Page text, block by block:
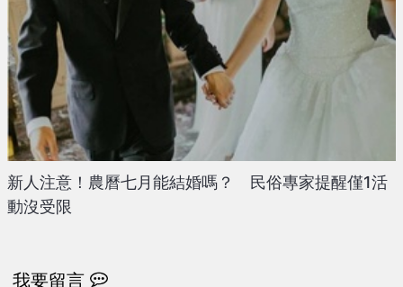
新人注意！農曆七月能結婚嗎？ 民俗專家提醒僅1活
動沒受限
我要留言